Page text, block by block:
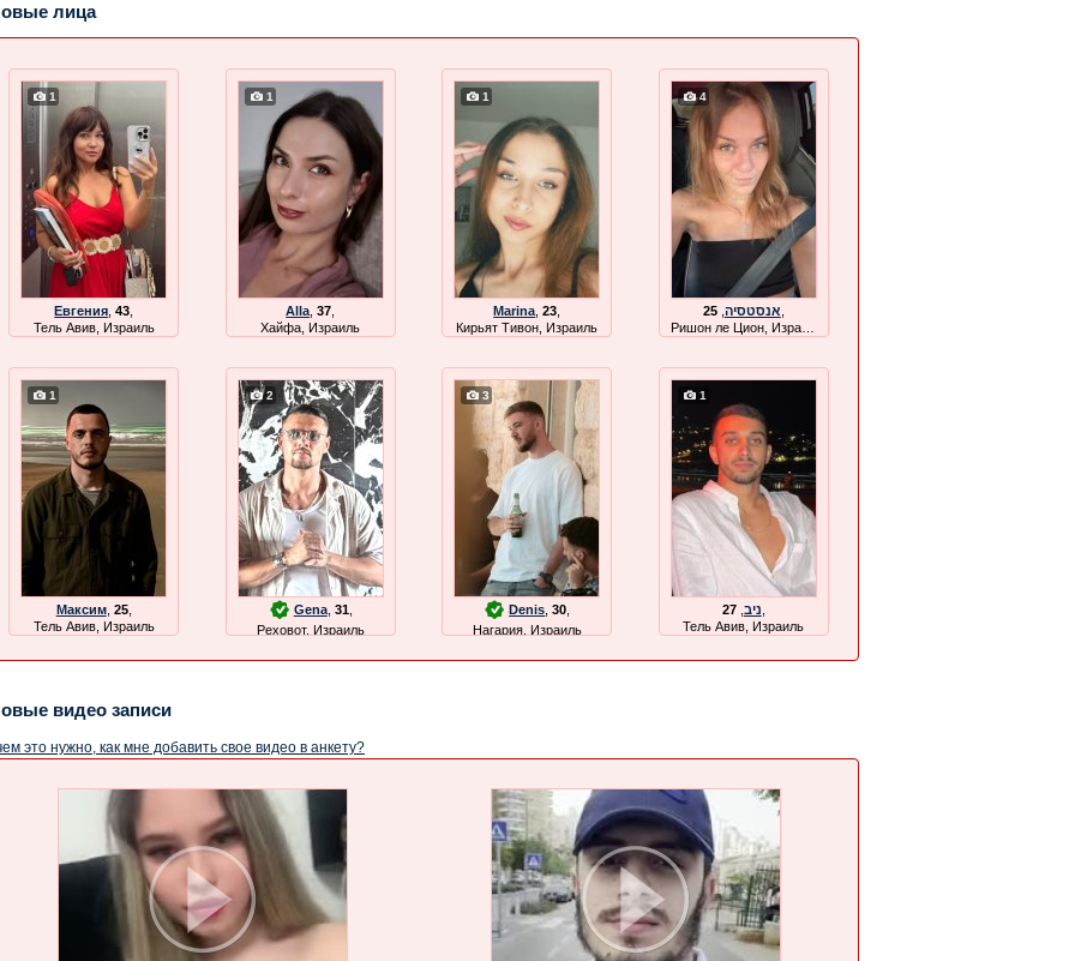
лица
1
Евгения ,43
Тель Авив, Израиль
1
Alla ,37
Хайфа, Израиль
1
Marina ,23
Кирьят Тивон, Израиль
4
אנסטסיה ,
25
Ришон ле Цион, Израиль
1
Максим, 25,
Тель Авив, Израиль
2
Gena, 31,
Реховот, Израиль
3
Denis ,30
Нагария, Израиль
1
ניב ,
27
Тель Авив, Израиль
видео записи
это нужно, как мне добавить свое видео в анкету?